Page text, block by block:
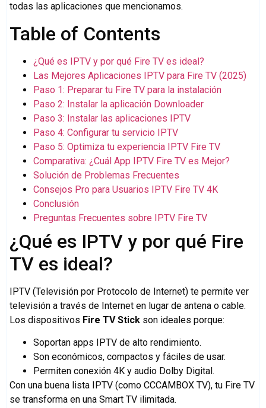
todas las aplicaciones que mencionamos.
Table of Contents
¿Qué es IPTV y por qué Fire TV es ideal?
Las Mejores Aplicaciones IPTV para Fire TV (2025)
Paso 1: Preparar tu Fire TV para la instalación
Paso 2: Instalar la aplicación Downloader
Paso 3: Instalar las aplicaciones IPTV
Paso 4: Configurar tu servicio IPTV
Paso 5: Optimiza tu experiencia IPTV Fire TV
Comparativa: ¿Cuál App IPTV Fire TV es Mejor?
Solución de Problemas Frecuentes
Consejos Pro para Usuarios IPTV Fire TV 4K
Conclusión
Preguntas Frecuentes sobre IPTV Fire TV
¿Qué es IPTV y por qué Fire
TV es ideal?
IPTV (Televisión por Protocolo de Internet) te permite ver
televisión a través de Internet en lugar de antena o cable.
Los dispositivos Fire TV Stick son ideales porque:
Soportan apps IPTV de alto rendimiento.
Son económicos, compactos y fáciles de usar.
Permiten conexión 4K y audio Dolby Digital.
Con una buena lista IPTV (como CCCAMBOX TV), tu Fire TV
se transforma en una Smart TV ilimitada.